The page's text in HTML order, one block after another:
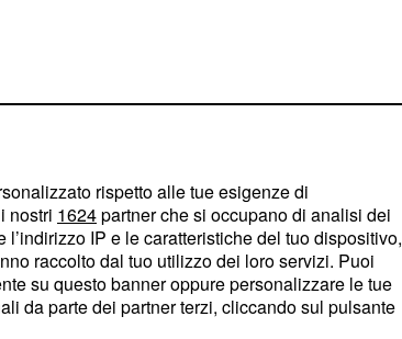
rispetto alle tue esigenze di
nostri 1624partner che si occupano di analisi dei
IP e le caratteristiche del tuo dispositivo,
raccolto dal tuo utilizzo dei loro servizi. Puoi
su questo banner oppure personalizzare le tue
da parte dei partner terzi, cliccando sul pulsante